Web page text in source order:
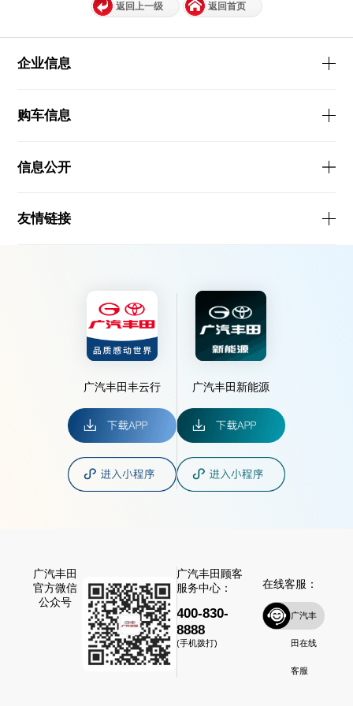
返回上一级 返回首页
企业信息
购车信息
信息公开
友情链接
广汽丰田丰云行 广汽丰田新能源
广汽丰田
官方微信
公众号
广汽丰田顾客
服务中心：
400-830-
8888
(手机拨打)
在线客服：
广汽丰
田在线
客服